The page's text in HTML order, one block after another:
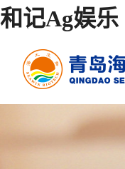
和记Ag娱乐